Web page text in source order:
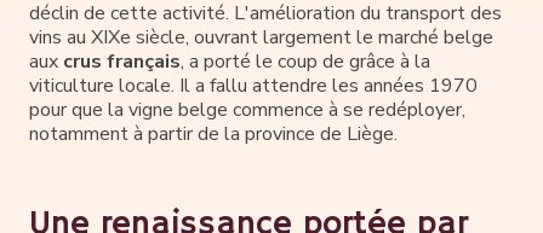
déclin de cette activité. L'amélioration du transport des
vins au XIXe siècle, ouvrant largement le marché belge
aux crus français, a porté le coup de grâce à la
viticulture locale. Il a fallu attendre les années 1970
pour que la vigne belge commence à se redéployer,
notamment à partir de la province de Liège.